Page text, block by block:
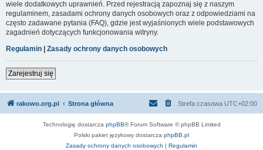
wiele dodatkowych uprawnień. Przed rejestracją zapoznaj się z naszym
regulaminem, zasadami ochrony danych osobowych oraz z odpowiedziami na
często zadawane pytania (FAQ), gdzie jest wyjaśnionych wiele podstawowych
zagadnień dotyczących funkcjonowania witryny.
Regulamin | Zasady ochrony danych osobowych
Zarejestruj się
rakowo.org.pl Strona główna Strefa czasowa UTC+02:00
Technologię dostarcza phpBB® Forum Software © phpBB Limited
Polski pakiet językowy dostarcza phpBB.pl
Zasady ochrony danych osobowych | Regulamin